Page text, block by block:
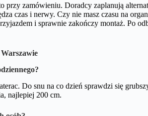
przy zamówieniu. Doradcy zaplanują
czas i nerwy. Czy nie masz czasu na
i sprawnie zakończy montaż. Po
Do snu na co dzień sprawdzi się
najlepiej 200 cm.